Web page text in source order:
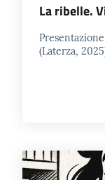
La ribelle.
(Laterza,